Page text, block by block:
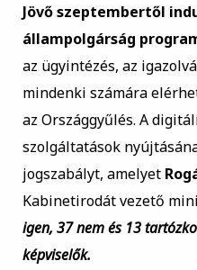
Jövő szeptembertől
állampolgárság
az ügyintézés, az
mindenki számára
az Országgyűlés. A
szolgáltatások
jogszabályt, amelyet
Kabinetirodát vezető
igen, 37 nem és 13
képviselők.